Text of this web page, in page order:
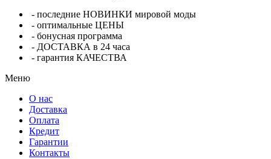
- последние НОВИНКИ мировой моды
- оптимальные ЦЕНЫ
- бонусная программа
- ДОСТАВКА в 24 часа
- гарантия КАЧЕСТВА
Меню
О нас
Доставка
Оплата
Кредит
Гарантии
Контакты